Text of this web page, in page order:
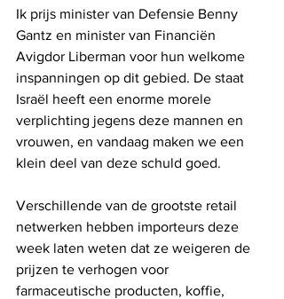
Ik prijs minister van Defensie Benny
Gantz en minister van Financiën
Avigdor Liberman voor hun welkome
inspanningen op dit gebied. De staat
Israël heeft een enorme morele
verplichting jegens deze mannen en
vrouwen, en vandaag maken we een
klein deel van deze schuld goed.
Verschillende van de grootste retail
netwerken hebben importeurs deze
week laten weten dat ze weigeren de
prijzen te verhogen voor
farmaceutische producten, koffie,